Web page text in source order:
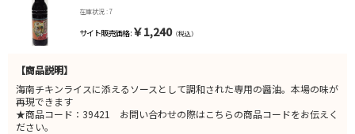
在庫状況 : 7
サイト販売価格 : ￥1,240（税込）
【商品説明】
海南チキンライスに添えるソースとして調和された専用の醤油。本場の味が
再現できます
★商品コード：39421 お問い合わせの際はこちらの商品コードをお伝えく
ださい。